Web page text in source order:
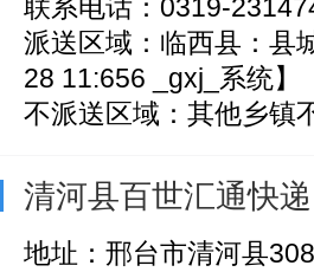
联系电话：0319-
派送区域：临西县：县
28 11:656 _gxj_系统】
不派送区域：其他乡镇
清河县百世汇通快递
地址：邢台市清河县